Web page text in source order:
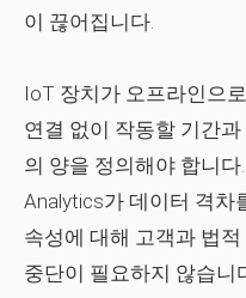
이 끊어집니다.
IoT 장치가 오프라인으
연결 없이 작동할 기간
의 양을 정의해야 합니
Analytics가 데이터 격차
속성에 대해 고객과 법
중단이 필요하지 않습니